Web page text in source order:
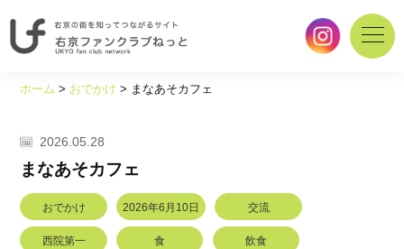
を
て
な
ホーム > おでかけ > まなあそカフェ
2026.05.28
まなあそカフェ
おでかけ 2026年6月10日 交流
西院第一 食 飲食